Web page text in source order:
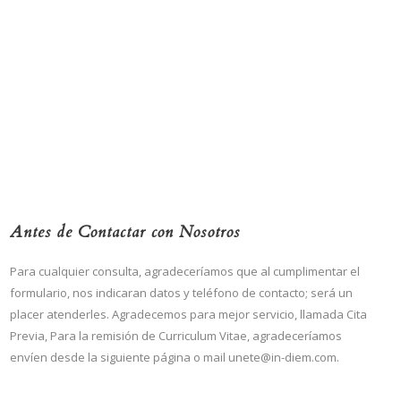
Antes de Contactar con Nosotros
Para cualquier consulta, agradeceríamos que al cumplimentar el
formulario, nos indicaran datos y teléfono de contacto; será un
placer atenderles. Agradecemos para mejor servicio, llamada Cita
Previa, Para la remisión de Curriculum Vitae, agradeceríamos
envíen desde la siguiente página o mail unete@in-diem.com.